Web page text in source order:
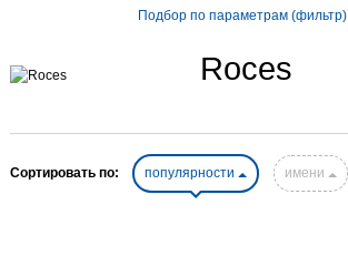
Подбор по параметрам (фильтр)
Roces
Сортировать по: популярности имени